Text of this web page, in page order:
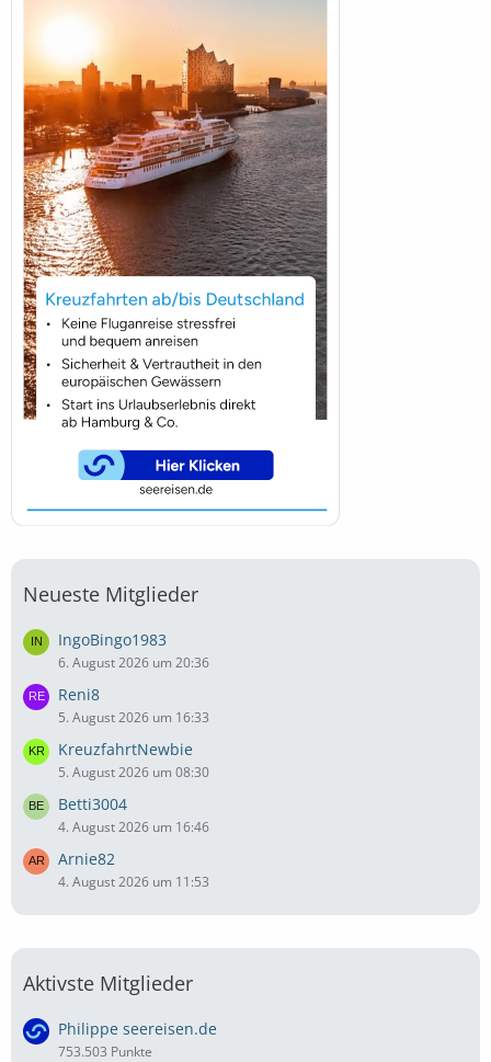
Neueste Mitglieder
IngoBingo1983
6. August 2026 um 20:36
Reni8
5. August 2026 um 16:33
KreuzfahrtNewbie
5. August 2026 um 08:30
Betti3004
4. August 2026 um 16:46
Arnie82
4. August 2026 um 11:53
Aktivste Mitglieder
Philippe seereisen.de
753.503 Punkte